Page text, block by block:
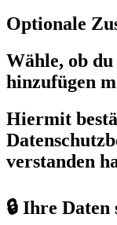
Optionale
Wähle, ob
hinzufügen
Hiermit
verstanden
🔒 Ihre